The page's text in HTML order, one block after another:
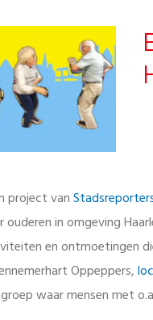
project van
in omgeving
en ontmoetingen
Oppeppers,
waar mensen met